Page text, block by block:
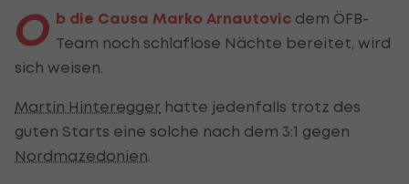
O b die Causa Marko Arnautovic dem ÖFB-
Team noch schlaflose Nächte bereitet, wird
sich weisen.
Martin Hinteregger hatte jedenfalls trotz des
guten Starts eine solche nach dem 3:1 gegen
Nordmazedonien